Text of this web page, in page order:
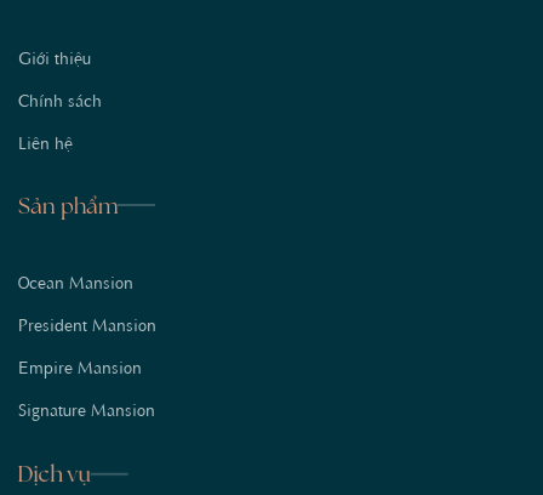
Giới thiệu
Chính sách
Liên hệ
Sản phẩm
Ocean Mansion
President Mansion
Empire Mansion
Signature Mansion
Dịch vụ